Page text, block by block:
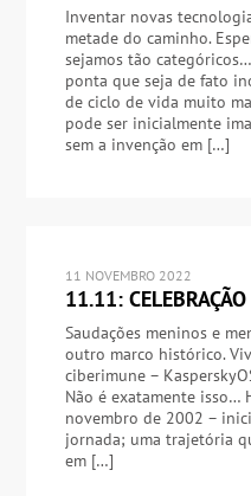
Inventar novas
metade do caminho.
sejamos tão
ponta que seja de fato
de ciclo de vida muito
pode ser inicialmente
sem a invenção em […]
11 NOVEMBRO 2022
11.11:
Saudações meninos e
outro marco histórico.
ciberimune –
Não é exatamente isso…
novembro de 2002 –
jornada; uma trajetória
em […]